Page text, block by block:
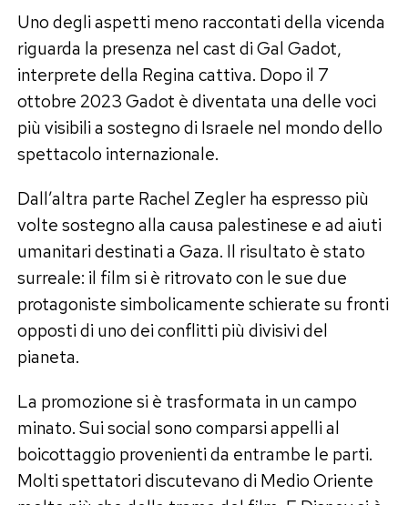
Uno degli aspetti meno raccontati della vicenda
riguarda la presenza nel cast di Gal Gadot,
interprete della Regina cattiva. Dopo il 7
ottobre 2023 Gadot è diventata una delle voci
più visibili a sostegno di Israele nel mondo dello
spettacolo internazionale.
Dall’altra parte Rachel Zegler ha espresso più
volte sostegno alla causa palestinese e ad aiuti
umanitari destinati a Gaza. Il risultato è stato
surreale: il film si è ritrovato con le sue due
protagoniste simbolicamente schierate su fronti
opposti di uno dei conflitti più divisivi del
pianeta.
La promozione si è trasformata in un campo
minato. Sui social sono comparsi appelli al
boicottaggio provenienti da entrambe le parti.
Molti spettatori discutevano di Medio Oriente